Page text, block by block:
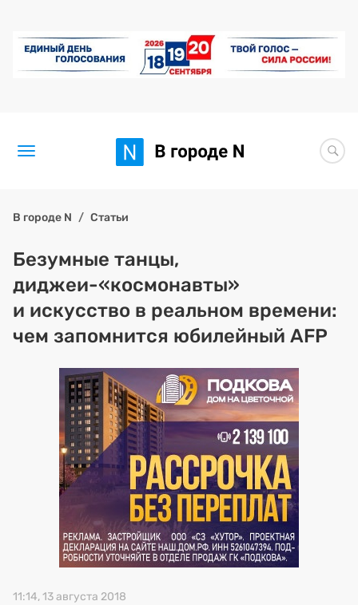
Здоровье
BORЩ
Премия 2026 (текущая)
Премия 2025
Эксперты
В городе N Статьи
Безумные танцы,
диджеи-«космонавты»
и искусство в реальном времени:
чем запомнится юбилейный AFP
11:14, 13 августа 2018